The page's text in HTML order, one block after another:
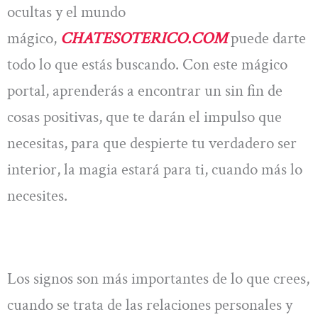
ocultas y el mundo
mágico, CHATESOTERICO.COMpuede darte
todo lo que estás buscando. Con este mágico
portal, aprenderás a encontrar un sin fin de
cosas positivas, que te darán el impulso que
necesitas, para que despierte tu verdadero ser
interior, la magia estará para ti, cuando más lo
necesites.
Los signos son más importantes de lo que crees,
cuando se trata de las relaciones personales y